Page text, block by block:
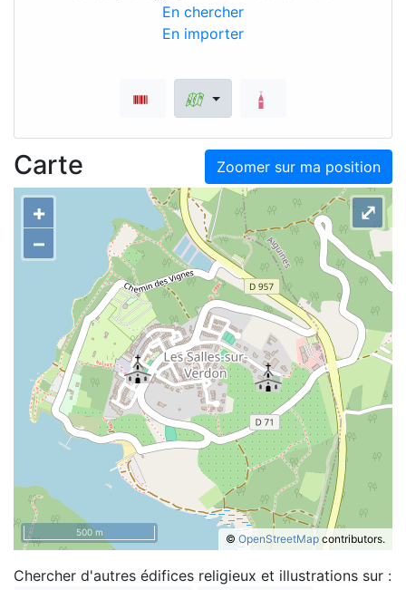
En chercher
En importer
Zoomer sur ma position
Carte
+
–
©OpenStreetMap contributors.
⤢
500 m
Chercher d'autres édifices religieux et illustrations sur :